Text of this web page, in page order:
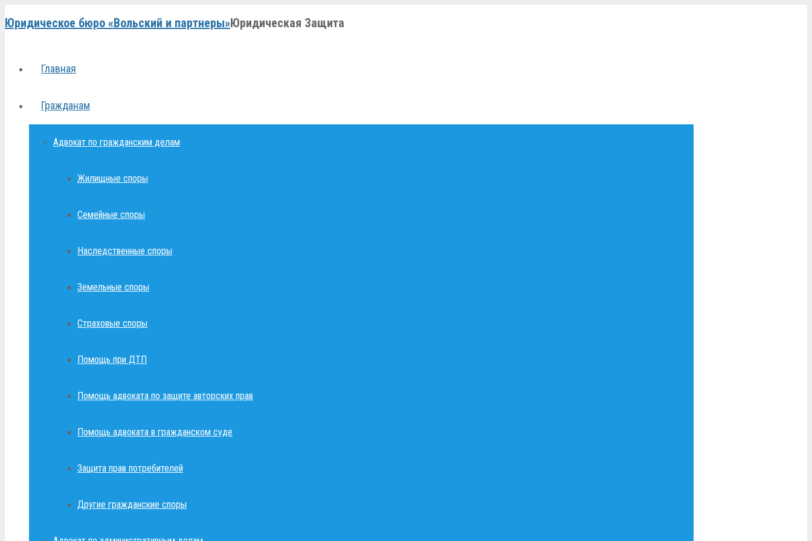
Юридическое бюро «Вольский и партнеры»Юридическая Защита
Главная
Гражданам
Адвокат по гражданским делам
Жилищные споры
Семейные споры
Наследственные споры
Земельные споры
Страховые споры
Помощь при ДТП
Помощь адвоката по защите авторских прав
Помощь адвоката в гражданском суде
Защита прав потребителей
Другие гражданские споры